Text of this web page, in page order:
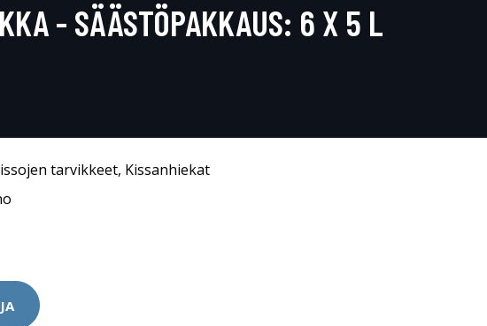
- SÄÄSTÖPAKKAUS: 6 X 5 L
tarvikkeet, Kissanhiekat